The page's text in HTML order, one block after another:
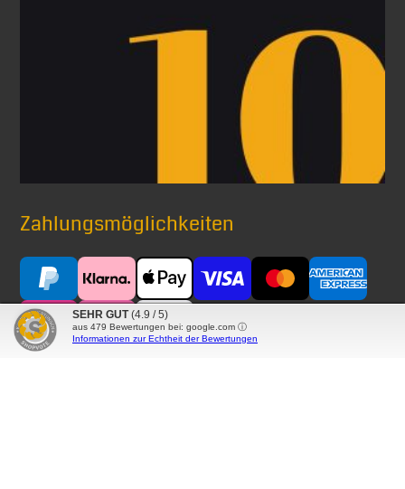
Zahlungsmöglichkeiten
Versand mit
SEHR GUT (4.9 / 5)
aus 479 Bewertungen bei: google.com ⓘ
Informationen zur Echtheit der Bewertungen